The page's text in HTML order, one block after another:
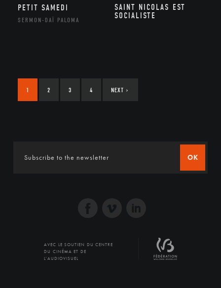
PETIT SAMEDI
SERMON-DAÏ PALOMA
SAINT NICOLAS EST
SOCIALISTE
1 2 3 4 NEXT ›
OK
AVEC LE SOUTIEN DU CENTRE
DU CINÉMA ET DE
L'AUDIOVISUEL